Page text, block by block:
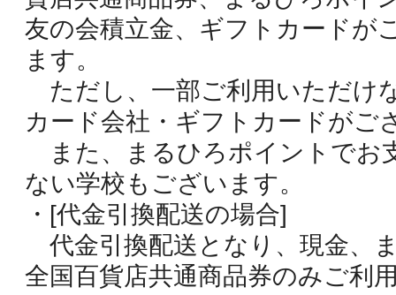
友の会積立金、ギフトカードが
ます。
ただし、一部ご利用いただけ
カード会社・ギフトカードがご
また、まるひろポイントでお
ない学校もございます。
・[代金引換配送の場合]
代金引換配送となり、現金、
全国百貨店共通商品券のみご利